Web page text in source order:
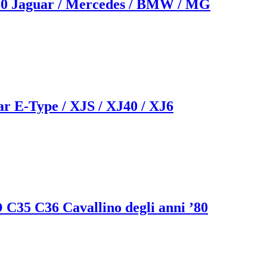
Jaguar / Mercedes / BMW / MG
E-Type / XJS / XJ40 / XJ6
C36 Cavallino degli anni ’80